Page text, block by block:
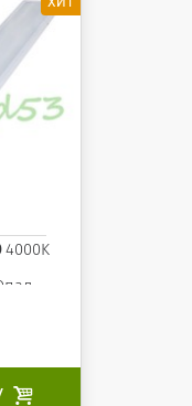
4000K
